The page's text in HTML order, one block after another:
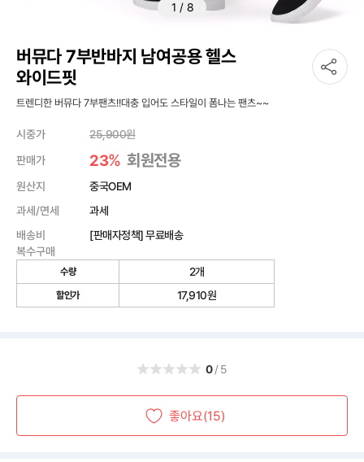
1 / 8
버뮤다 7부반바지 남여공용 헬스
와이드핏
트렌디한 버뮤다 7부팬츠!!대충 입어도 스타일이 폼나는 팬츠~~
시중가 25,900원
판매가
23% 회원전용
원산지
중국OEM
과세/면세
과세
배송비
[판매자정책] 무료배송
복수구매
수량 2개
할인가 17,910원
0/5
좋아요(15)